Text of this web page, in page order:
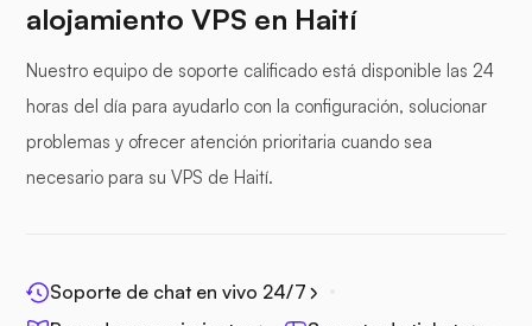
Fotoprisma
alojamiento VPS en Haití
Nuestro equipo de soporte calificado está disponible las 24
horas del día para ayudarlo con la configuración, solucionar
problemas y ofrecer atención prioritaria cuando sea
necesario para su VPS de Haití.
Soporte de chat en vivo 24/7